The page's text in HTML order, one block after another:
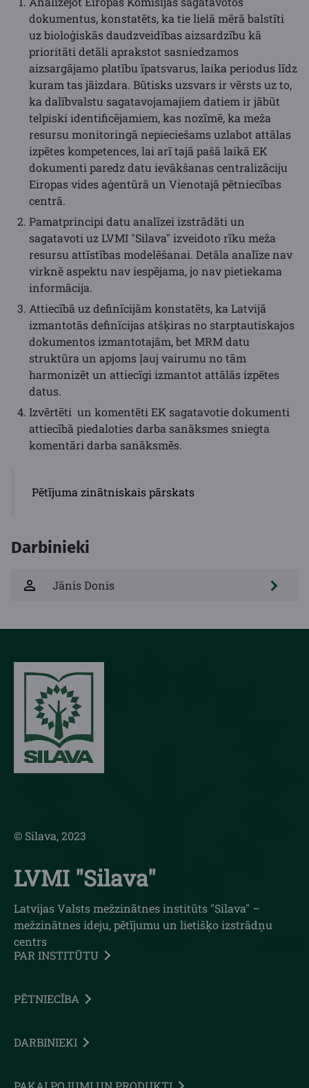
dokumentus, konstatēts, ka tie lielā mērā balstīti
uz bioloģiskās daudzveidības aizsardzību kā
prioritāti detāli aprakstot sasniedzamos
aizsargājamo platību īpatsvarus, laika periodus līdz
kuram tas jāizdara. Būtisks uzsvars ir vērsts uz to,
ka dalībvalstu sagatavojamajiem datiem ir jābūt
telpiski identificējamiem, kas nozīmē, ka meža
resursu monitoringā nepieciešams uzlabot attālas
izpētes kompetences, lai arī tajā pašā laikā EK
dokumenti paredz datu ievākšanas centralizāciju
Eiropas vides aģentūrā un Vienotajā pētniecības
centrā.
Pamatprincipi datu analīzei izstrādāti un
sagatavoti uz LVMI "Silava" izveidoto rīku meža
resursu attīstības modelēšanai. Detāla analīze nav
virknē aspektu nav iespējama, jo nav pietiekama
informācija.
Attiecībā uz definīcijām konstatēts, ka Latvijā
izmantotās definīcijas atšķiras no starptautiskajos
dokumentos izmantotajām, bet MRM datu
struktūra un apjoms ļauj vairumu no tām
harmonizēt un attiecīgi izmantot attālās izpētes
datus.
Izvērtēti un komentēti EK sagatavotie dokumenti
attiecībā piedaloties darba sanāksmes sniegta
komentāri darba sanāksmēs.
Pētījuma zinātniskais pārskats
Darbinieki
Jānis Donis
© Silava, 2023
LVMI "Silava"
Latvijas Valsts mežzinātnes institūts "Silava" –
mežzinātnes ideju, pētījumu un lietišķo izstrādņu
centrs
PAR INSTITŪTU
PĒTNIECĪBA
DARBINIEKI